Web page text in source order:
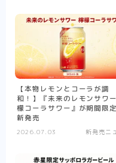
【本物レモンとコーラが調
和！】『未来のレモンサワ
檬コーラサワー』が期間限
新発売
2026.07.03 新発売ニ